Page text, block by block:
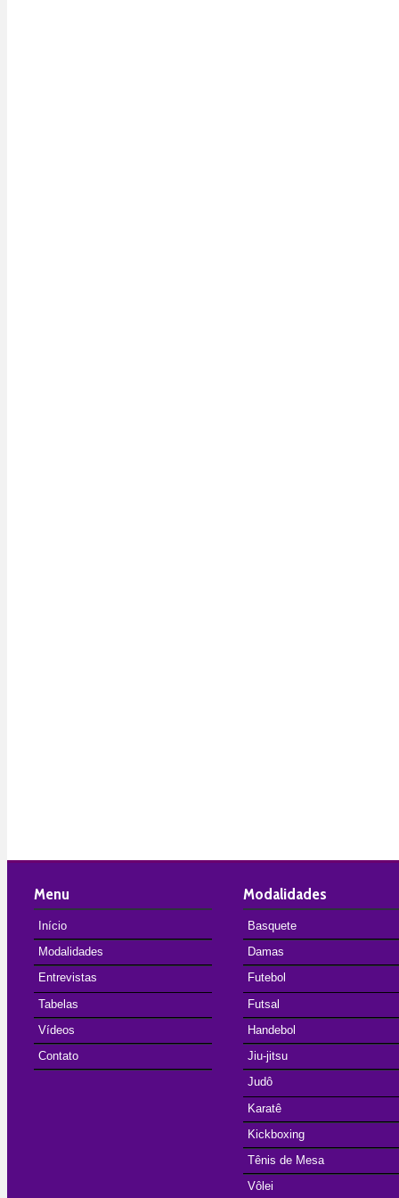
Menu
Início
Modalidades
Entrevistas
Tabelas
Vídeos
Contato
Modalidades
Basquete
Damas
Futebol
Futsal
Handebol
Jiu-jitsu
Judô
Karatê
Kickboxing
Tênis de Mesa
Vôlei